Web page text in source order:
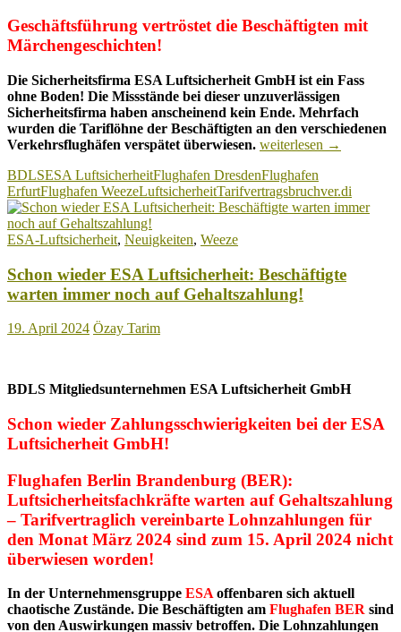
Geschäftsführung vertröstet die Beschäftigten mit
Märchengeschichten!
Die Sicherheitsfirma ESA Luftsicherheit GmbH ist ein Fass
ohne Boden! Die Missstände bei dieser unzuverlässigen
Sicherheitsfirma haben anscheinend kein Ende. Mehrfach
wurden die Tariflöhne der Beschäftigten an den verschiedenen
Verkehrsflughäfen verspätet überwiesen. ESA
Sicherheitspersonal
wartet
erneut
Lohnzahlung!
weiterlesen →
BDLSESA LuftsicherheitFlughafen DresdenFlughafen
ErfurtFlughafen WeezeLuftsicherheitTarifvertragsbruchver.di
ESA-Luftsicherheit, Neuigkeiten, Weeze
Schon wieder ESA Luftsicherheit: Beschäftigte
warten immer noch auf Gehaltszahlung!
19. April 2024 Özay Tarim
BDLS Mitgliedsunternehmen ESA Luftsicherheit GmbH
Schon wieder Zahlungsschwierigkeiten bei der ESA
Luftsicherheit GmbH!
Flughafen Berlin Brandenburg (BER):
Luftsicherheitsfachkräfte warten auf Gehaltszahlung
– Tarifvertraglich vereinbarte Lohnzahlungen für
den Monat März 2024 sind zum 15. April 2024 nicht
überwiesen worden!
In der Unternehmensgruppe ESAoffenbaren sich aktuell
chaotische Zustände. Die Beschäftigten am Flughafen BER sind
von den Auswirkungen massiv betroffen. Die Lohnzahlungen